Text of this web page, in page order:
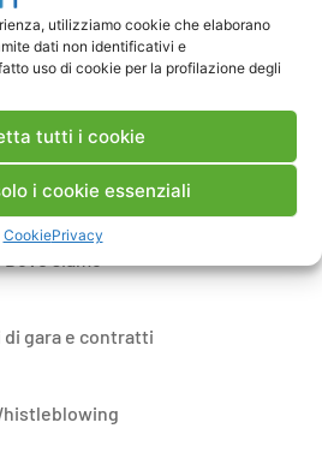
utilizziamo cookie che elaborano
dati non identificativi e
uso di cookie per la profilazione degli
tutti i cookie
i cookie essenziali
CookiePrivacy
Contatti
Note Legali
di gara e contratti